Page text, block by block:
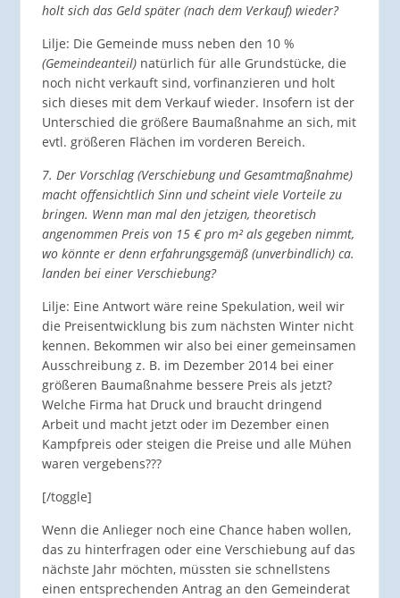
holt sich das Geld später (nach dem Verkauf) wieder?
Lilje: Die Gemeinde muss neben den 10 %
(Gemeindeanteil)natürlich für alle Grundstücke, die
noch nicht verkauft sind, vorfinanzieren und holt
sich dieses mit dem Verkauf wieder. Insofern ist der
Unterschied die größere Baumaßnahme an sich, mit
evtl. größeren Flächen im vorderen Bereich.
7. Der Vorschlag (Verschiebung und Gesamtmaßnahme)
macht offensichtlich Sinn und scheint viele Vorteile zu
bringen. Wenn man mal den jetzigen, theoretisch
angenommen Preis von 15 € pro m² als gegeben nimmt,
wo könnte er denn erfahrungsgemäß (unverbindlich) ca.
landen bei einer Verschiebung?
Lilje: Eine Antwort wäre reine Spekulation, weil wir
die Preisentwicklung bis zum nächsten Winter nicht
kennen. Bekommen wir also bei einer gemeinsamen
Ausschreibung z. B. im Dezember 2014 bei einer
größeren Baumaßnahme bessere Preis als jetzt?
Welche Firma hat Druck und braucht dringend
Arbeit und macht jetzt oder im Dezember einen
Kampfpreis oder steigen die Preise und alle Mühen
waren vergebens???
[/toggle]
Wenn die Anlieger noch eine Chance haben wollen,
das zu hinterfragen oder eine Verschiebung auf das
nächste Jahr möchten, müssten sie schnellstens
einen entsprechenden Antrag an den Gemeinderat